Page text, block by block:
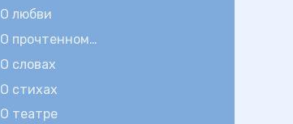
О любви
О прочтенном…
О словах
О стихах
О театре